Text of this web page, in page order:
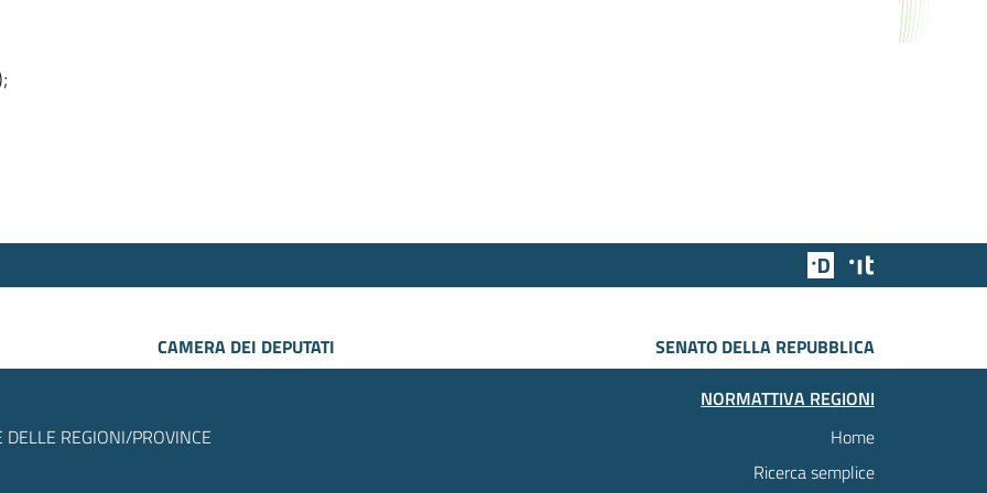
Team Digitale
CAMERA DEI DEPUTATI SENATO DELLA REPUBBLICA
REGIONI/PROVINCE
NORMATTIVA REGIONI
Home
Ricerca semplice